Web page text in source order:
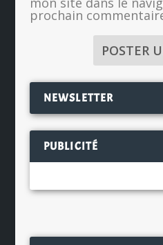
prochain
NEWSLETTER
PUBLICITÉ